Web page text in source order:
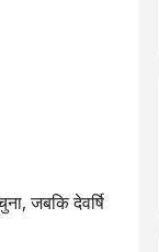
जबकि देवर्षि